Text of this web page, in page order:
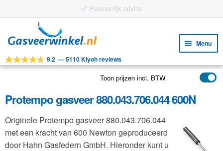
Persoonlijk advies
door
navigatie
naar
inhoud
Menu
Tools
Toepassingen
Klantenservice
FAQ
9.2 —5110 Kiyoh reviews
Toon prijzen incl. BTW
Protempo gasveer 880.043.706.044 600N
Originele Protempo gasveer 880.043.706.044
met een kracht van 600 Newton geproduceerd
door Hahn Gasfedern GmbH. Hieronder kunt u